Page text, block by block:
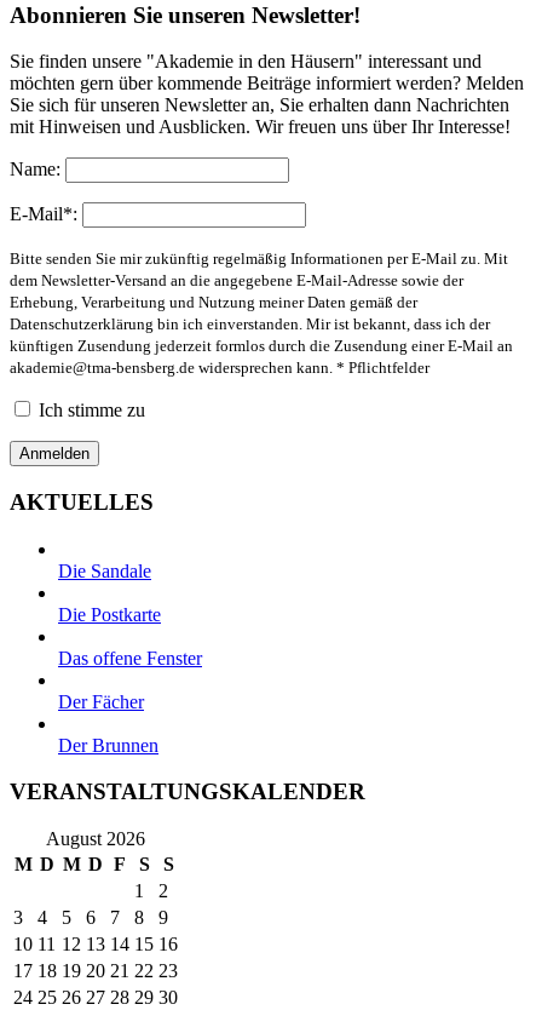
Abonnieren Sie unseren Newsletter!
Sie finden unsere "Akademie in den Häusern" interessant und
möchten gern über kommende Beiträge informiert werden? Melden
Sie sich für unseren Newsletter an, Sie erhalten dann Nachrichten
mit Hinweisen und Ausblicken. Wir freuen uns über Ihr Interesse!
Name:
E-Mail*:
Bitte senden Sie mir zukünftig regelmäßig Informationen per E-Mail zu. Mit
dem Newsletter-Versand an die angegebene E-Mail-Adresse sowie der
Erhebung, Verarbeitung und Nutzung meiner Daten gemäß der
Datenschutzerklärung bin ich einverstanden. Mir ist bekannt, dass ich der
künftigen Zusendung jederzeit formlos durch die Zusendung einer E-Mail an
akademie@tma-bensberg.de widersprechen kann. * Pflichtfelder
Ich stimme zu
AKTUELLES
Die Sandale
Die Postkarte
Das offene Fenster
Der Fächer
Der Brunnen
VERANSTALTUNGSKALENDER
August 2026
M D M D F S S
1
2
3
4 5 6 7 8
9
10 11 12 13 14 15 16
17 18 19 20 21 22 23
24 25 26 27 28 29 30